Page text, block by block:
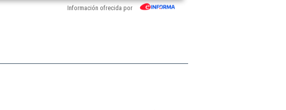
Información ofrecida por